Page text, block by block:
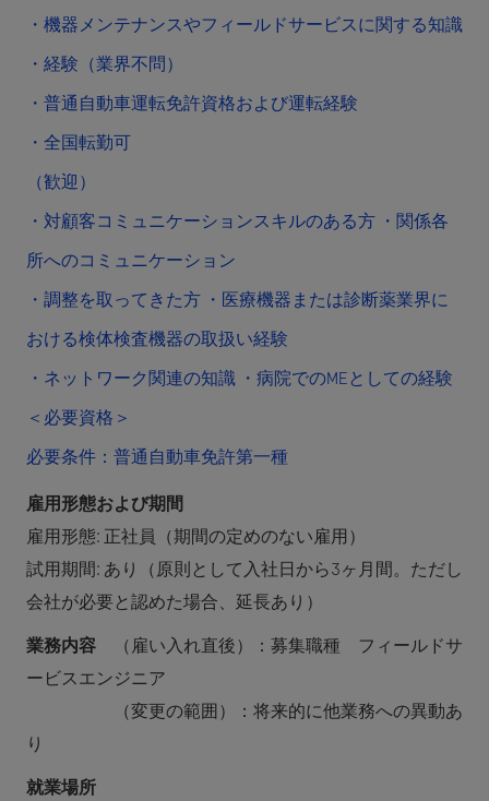
・機器メンテナンスやフィールドサービスに関する知識
・経験（業界不問）
・普通自動車運転免許資格および運転経験
・全国転勤可
（歓迎）
・対顧客コミュニケーションスキルのある方 ・関係各
所へのコミュニケーション
・調整を取ってきた方 ・医療機器または診断薬業界に
おける検体検査機器の取扱い経験
・ネットワーク関連の知識 ・病院でのMEとしての経験
＜必要資格＞
必要条件：普通自動車免許第一種
雇用形態および期間
雇用形態: 正社員（期間の定めのない雇用）
試用期間: あり（原則として入社日から3ヶ月間。ただし
会社が必要と認めた場合、延長あり）
業務内容 （雇い入れ直後）：募集職種 フィールドサ
ービスエンジニア
（変更の範囲）：将来的に他業務への異動あ
り
就業場所